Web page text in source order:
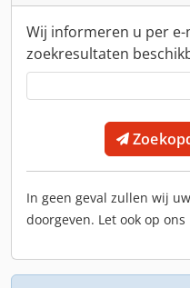
Wij informeren u per
zoekresultaten
In geen geval zullen wij
doorgeven. Let ook op ons